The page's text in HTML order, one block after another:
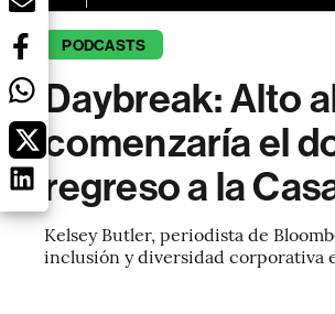
PODCASTS
Daybreak: Alto
comenzaría el
regreso a la
Kelsey Butler, periodista de
inclusión y diversidad corporativa